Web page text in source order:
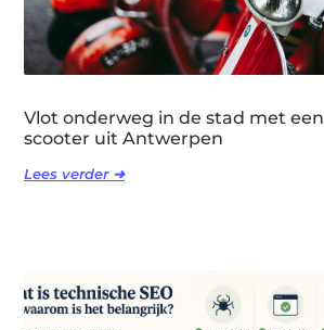
Vlot onderweg in de stad met een
scooter uit Antwerpen
Lees verder ➜